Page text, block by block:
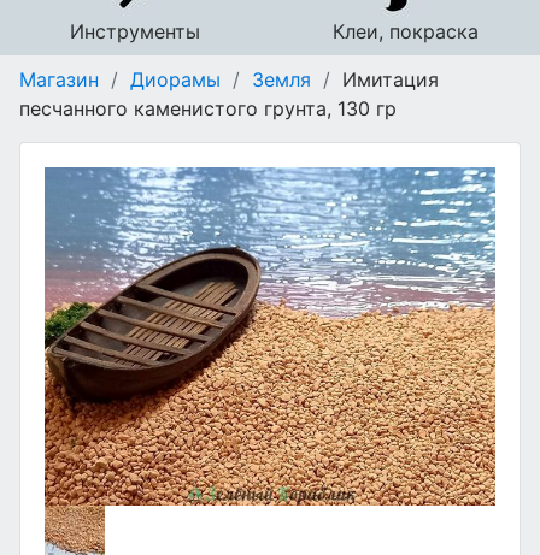
Инструменты
Клеи, покраска
Магазин / Диорамы / Земля / Имитация
песчанного каменистого грунта, 130 гр